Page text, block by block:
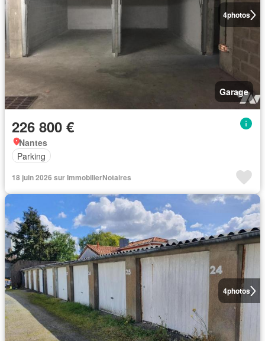
4photos
Garage
226 800 €
Nantes
Parking
18 juin 2026 sur ImmobilierNotaires
4photos